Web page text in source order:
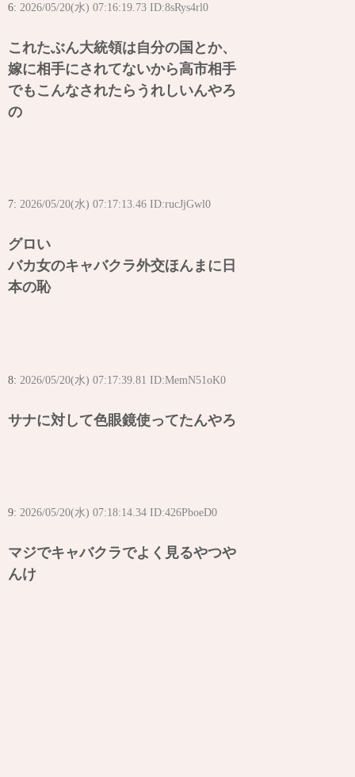
6: 2026/05/20(水) 07:16:19.73 ID:8sRys4rl0
これたぶん大統領は自分の国とか、
嫁に相手にされてないから高市相手
でもこんなされたらうれしいんやろ
の
7:2026/05/20(水) 07:17:13.46 ID:rucJjGwl0
グロい
バカ女のキャバクラ外交ほんまに日
本の恥
8: 2026/05/20(水) 07:17:39.81 ID:MemN51oK0
サナに対して色眼鏡使ってたんやろ
9:2026/05/20(水) 07:18:14.34 ID:426PboeD0
マジでキャバクラでよく見るやつや
んけ